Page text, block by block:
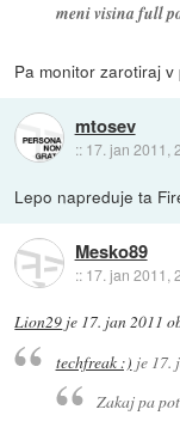
meni visina full
Pa monitor zarotiraj
mtosev
:: 17. jan 2011,
Lepo napreduje ta
Mesko89
:: 17. jan 2011,
Lion29 je 17. jan 2011
techfreak :) je 17.
Zakaj pa